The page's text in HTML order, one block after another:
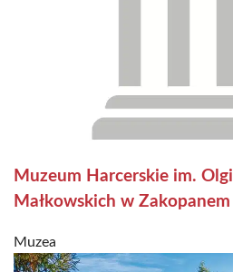
Muzeum Harcerskie im.
Małkowskich w Zakopanem
Muzea